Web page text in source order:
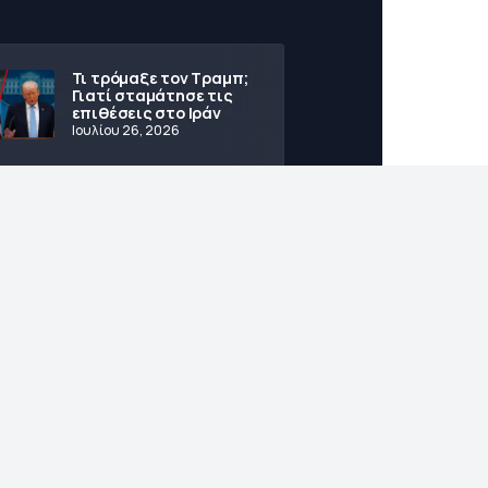
Τι τρόμαξε τον Τραμπ;
Γιατί σταμάτησε τις
επιθέσεις στο Ιράν
Ιουλίου 26, 2026